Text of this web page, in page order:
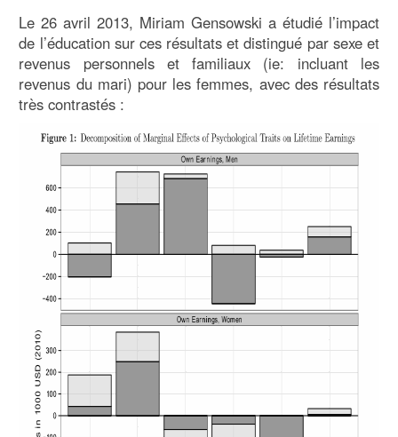
Le 26 avril 2013, Miriam Gensowski a étudié l’impact
de l’éducation sur ces résultats et distingué par sexe et
revenus personnels et familiaux (ie: incluant les
revenus du mari) pour les femmes, avec des résultats
très contrastés :